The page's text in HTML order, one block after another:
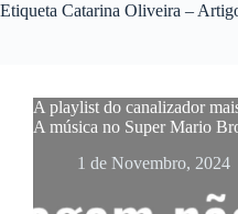
Etiqueta Catarina Oliveira –
A playlist do canalizador
A música no Super Mario
1 de Novembro, 2024